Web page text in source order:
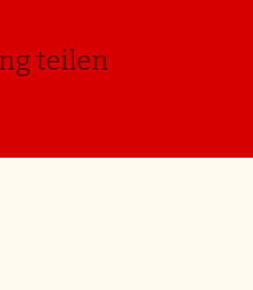
teilen